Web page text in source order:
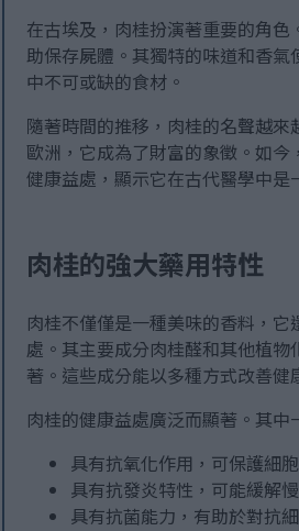
在古埃及，肉桂扮演著重要的角色
助保存屍體。其獨特的味道和香氣
中不可或缺的食材。
隨著時間的推移，肉桂的名聲越來
歐洲，它成為了財富的象徵。如今
健康益處，顯示它在古代醫學中是
肉桂的強大藥用特性
肉桂不僅僅是一種美味的香料，它
處。其主要成分肉桂醛和其他植物
著。這些成分能以多種方式改善健
肉桂的健康益處廣泛而顯著。其中
具有抗氧化作用，可保護細
具有抗發炎特性，可能緩解
具有抗菌能力，有助於對抗